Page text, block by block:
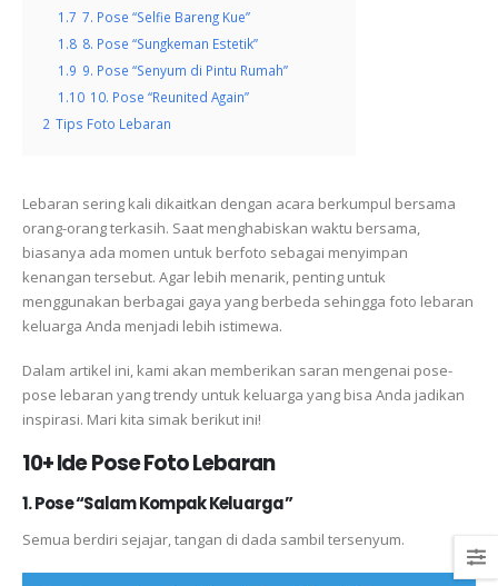
1.7 7. Pose “Selfie Bareng Kue”
1.8 8. Pose “Sungkeman Estetik”
1.9 9. Pose “Senyum di Pintu Rumah”
1.10 10. Pose “Reunited Again”
2 Tips Foto Lebaran
Lebaran sering kali dikaitkan dengan acara berkumpul bersama
orang-orang terkasih. Saat menghabiskan waktu bersama,
biasanya ada momen untuk berfoto sebagai menyimpan
kenangan tersebut. Agar lebih menarik, penting untuk
menggunakan berbagai gaya yang berbeda sehingga foto lebaran
keluarga Anda menjadi lebih istimewa.
Dalam artikel ini, kami akan memberikan saran mengenai pose-
pose lebaran yang trendy untuk keluarga yang bisa Anda jadikan
inspirasi. Mari kita simak berikut ini!
10+ Ide Pose Foto Lebaran
1. Pose “Salam Kompak Keluarga”
Semua berdiri sejajar, tangan di dada sambil tersenyum.